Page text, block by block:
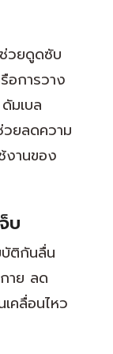
วยดูดซับ
อการวาง
มเบล
วยลดความ
งานของ
บ
ติกันลื่น
าย ลด
คลื่อนไหว